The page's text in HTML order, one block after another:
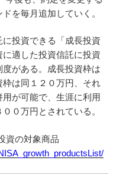
を毎月追加していく。
投資できる「成長投資
適した投資信託に投資
がある。成長投資枠は
は同１２０万円、それ
が可能で、生涯に利用
０万円とされている。
資の対象商品